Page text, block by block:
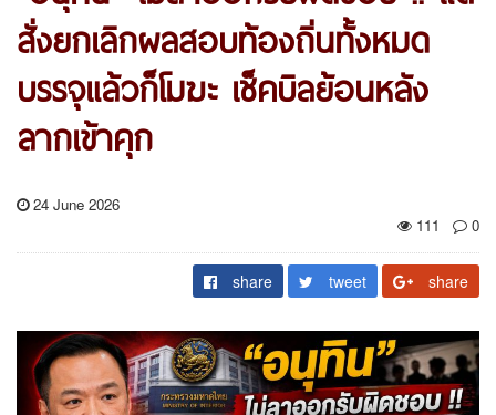
สั่งยกเลิกผลสอบท้องถิ่นทั้งหมด
บรรจุแล้วก็โมฆะ เช็คบิลย้อนหลัง
ลากเข้าคุก
24 June 2026
111
0
share tweet share